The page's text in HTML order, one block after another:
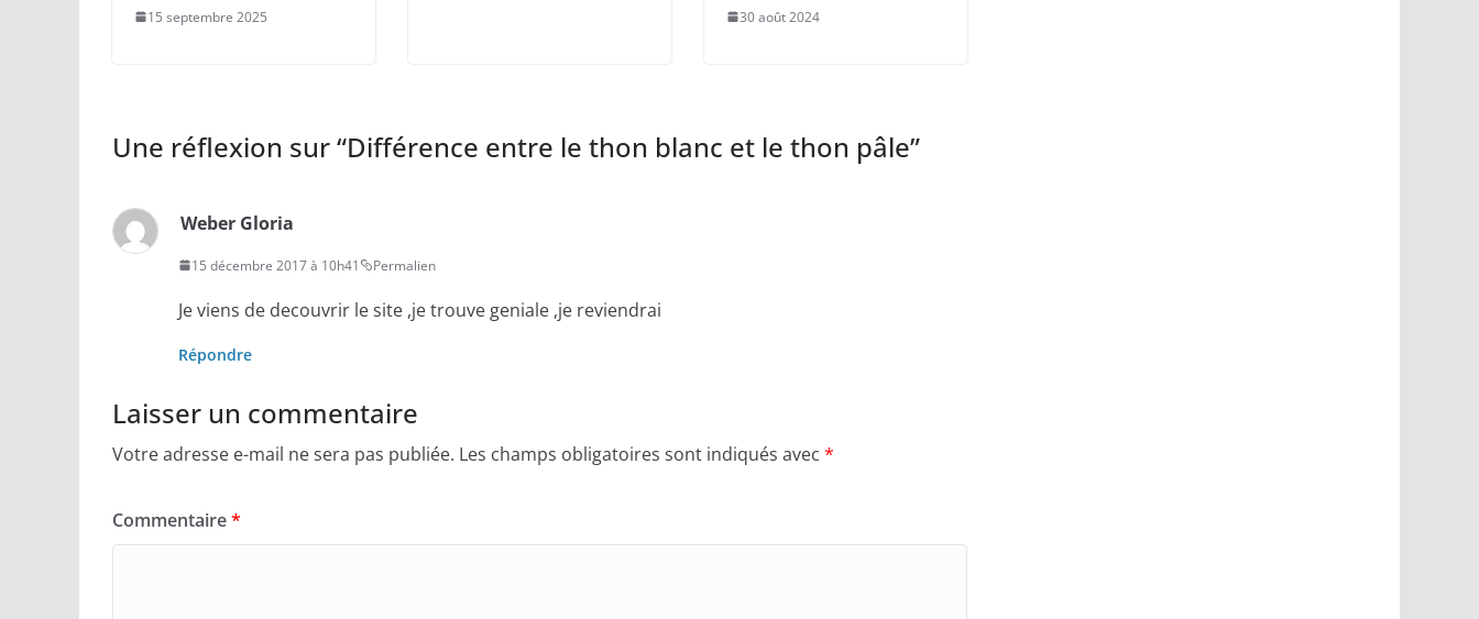
15 septembre 2025 30 août 2024
Une réflexion sur “Différence entre le thon blanc et le thon pâle”
Weber Gloria
15 décembre 2017 à 10h41 Permalien
Je viens de decouvrir le site ,je trouve geniale ,je reviendrai
Répondre
Laisser un commentaire
Votre adresse e-mail ne sera pas publiée. Les champs obligatoires sont indiqués avec *
Commentaire*